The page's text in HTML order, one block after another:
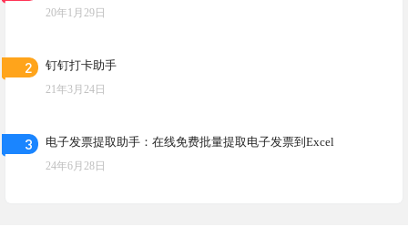
20年1月29日
2 钉钉打卡助手
21年3月24日
3 电子发票提取助手：在线免费批量提取电子发票到Excel
24年6月28日